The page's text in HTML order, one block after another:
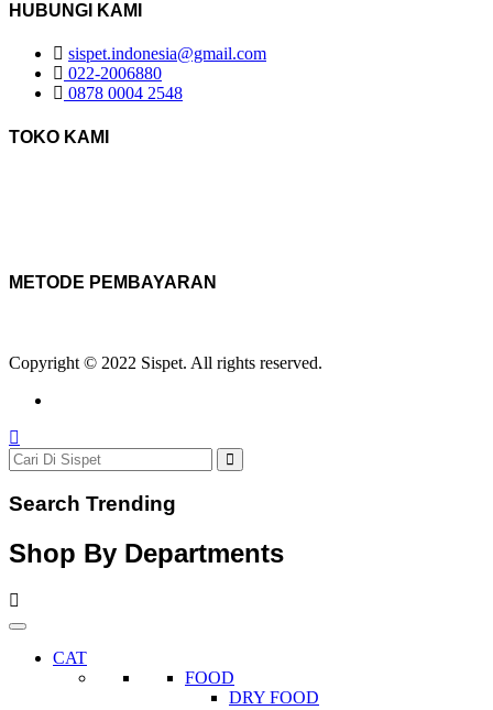
HUBUNGI KAMI
sispet.indonesia@gmail.com
022-2006880
0878 0004 2548
TOKO KAMI
METODE PEMBAYARAN
Copyright © 2022 Sispet. All rights reserved.
Search Trending
Shop By Departments
CAT
FOOD
DRY FOOD